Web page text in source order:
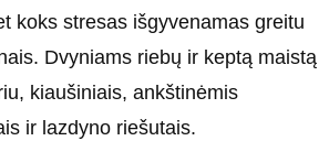
koks stresas išgyvenamas greitu
Dvyniams riebų ir keptą maistą
kiaušiniais, ankštinėmis
ir lazdyno riešutais.